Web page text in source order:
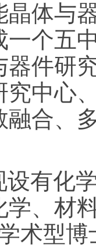
晶体与
一个五
器件研
究中心
融合、
有化
学、材
术型